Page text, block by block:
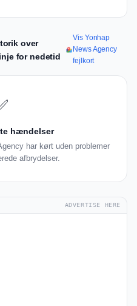
over
for nedetid
Vis Yonhap
News Agency
fejlkort
hændelser
har kørt uden problemer
afbrydelser.
ADVERTISE HERE